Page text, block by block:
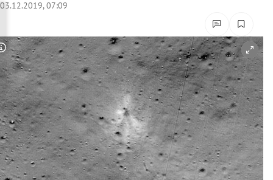
Untermenü
Untermenü
Untermenü
Untermenü
Untermenü
03.12.2019, 07:09
Copyright-Hinweis öffnen/schließen